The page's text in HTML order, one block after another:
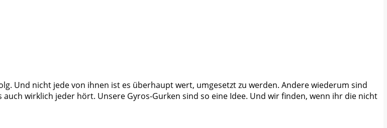
Und nicht jede von ihnen ist es überhaupt wert, umgesetzt zu werden. Andere wiederum sind
wirklich jeder hört. Unsere Gyros-Gurken sind so eine Idee. Und wir finden, wenn ihr die nicht